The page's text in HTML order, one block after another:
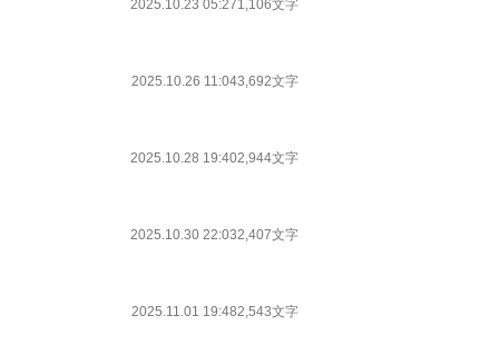
2025.10.23 05:271,106文字
2025.10.26 11:043,692文字
2025.10.28 19:402,944文字
2025.10.30 22:032,407文字
2025.11.01 19:482,543文字